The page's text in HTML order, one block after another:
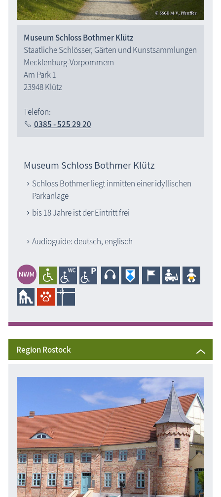
Museum Schloss Bothmer Klütz
Staatliche Schlösser, Gärten und Kunstsammlungen
Mecklenburg-Vorpommern
Am Park 1
23948 Klütz
Telefon:
0385 - 525 29 20
Museum Schloss Bothmer Klütz
Schloss Bothmer liegt inmitten einer idyllischen
Parkanlage
bis 18 Jahre ist der Eintritt frei
Audioguide: deutsch, englisch
Region Rostock